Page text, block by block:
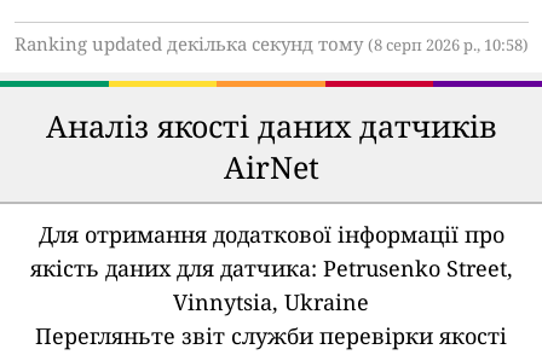
Ranking updated декілька секунд тому(8 серп 2026 р., 10:58)
Аналіз якості даних датчиків
AirNet
Для отримання додаткової інформації про
якість даних для датчика: Petrusenko Street,
Vinnytsia, Ukraine
Перегляньте звіт служби перевірки якості